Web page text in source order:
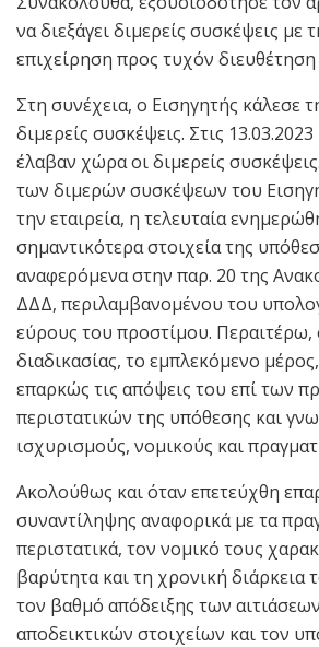
να διεξάγει διμερείς συσκέψεις με
επιχείρηση προς τυχόν
Στη συνέχεια, ο Εισηγητής κάλεσε
διμερείς συσκέψεις. Στις
έλαβαν χώρα οι διμερείς
των διμερών συσκέψεων του
την εταιρεία, η τελευταία
σημαντικότερα στοιχεία της
αναφερόμενα στην παρ. 20 της
ΔΔΔ, περιλαμβανομένου του
εύρους του προστίμου. Περαιτέρω,
διαδικασίας, το εμπλεκόμενο
επαρκώς τις απόψεις του επί των
περιστατικών της υπόθεσης και
ισχυρισμούς, νομικούς και
Ακολούθως και όταν επετεύχθη
συναντίληψης αναφορικά με τα
περιστατικά, τον νομικό τους
βαρύτητα και τη χρονική
τον βαθμό απόδειξης των
αποδεικτικών στοιχείων και τον